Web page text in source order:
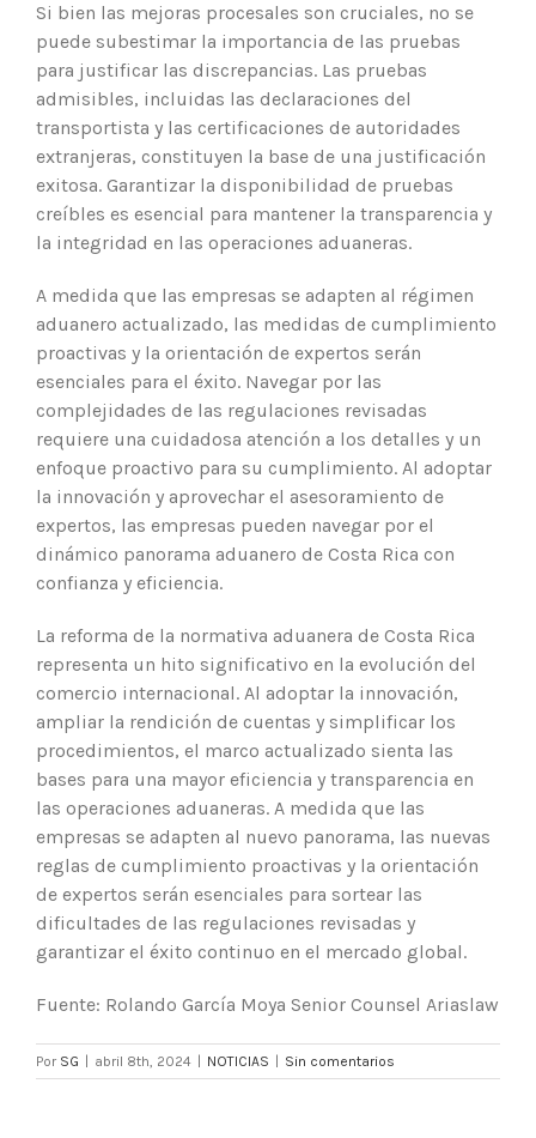
Si bien las mejoras procesales son cruciales, no se
puede subestimar la importancia de las pruebas
para justificar las discrepancias. Las pruebas
admisibles, incluidas las declaraciones del
transportista y las certificaciones de autoridades
extranjeras, constituyen la base de una justificación
exitosa. Garantizar la disponibilidad de pruebas
creíbles es esencial para mantener la transparencia y
la integridad en las operaciones aduaneras.
A medida que las empresas se adapten al régimen
aduanero actualizado, las medidas de cumplimiento
proactivas y la orientación de expertos serán
esenciales para el éxito. Navegar por las
complejidades de las regulaciones revisadas
requiere una cuidadosa atención a los detalles y un
enfoque proactivo para su cumplimiento. Al adoptar
la innovación y aprovechar el asesoramiento de
expertos, las empresas pueden navegar por el
dinámico panorama aduanero de Costa Rica con
confianza y eficiencia.
La reforma de la normativa aduanera de Costa Rica
representa un hito significativo en la evolución del
comercio internacional. Al adoptar la innovación,
ampliar la rendición de cuentas y simplificar los
procedimientos, el marco actualizado sienta las
bases para una mayor eficiencia y transparencia en
las operaciones aduaneras. A medida que las
empresas se adapten al nuevo panorama, las nuevas
reglas de cumplimiento proactivas y la orientación
de expertos serán esenciales para sortear las
dificultades de las regulaciones revisadas y
garantizar el éxito continuo en el mercado global.
Fuente: Rolando García Moya Senior Counsel Ariaslaw
Por SG abril 8th, 2024 NOTICIAS Sin comentarios